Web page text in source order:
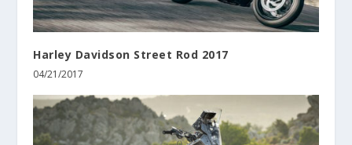
Harley Davidson Street Rod 2017
04/21/2017